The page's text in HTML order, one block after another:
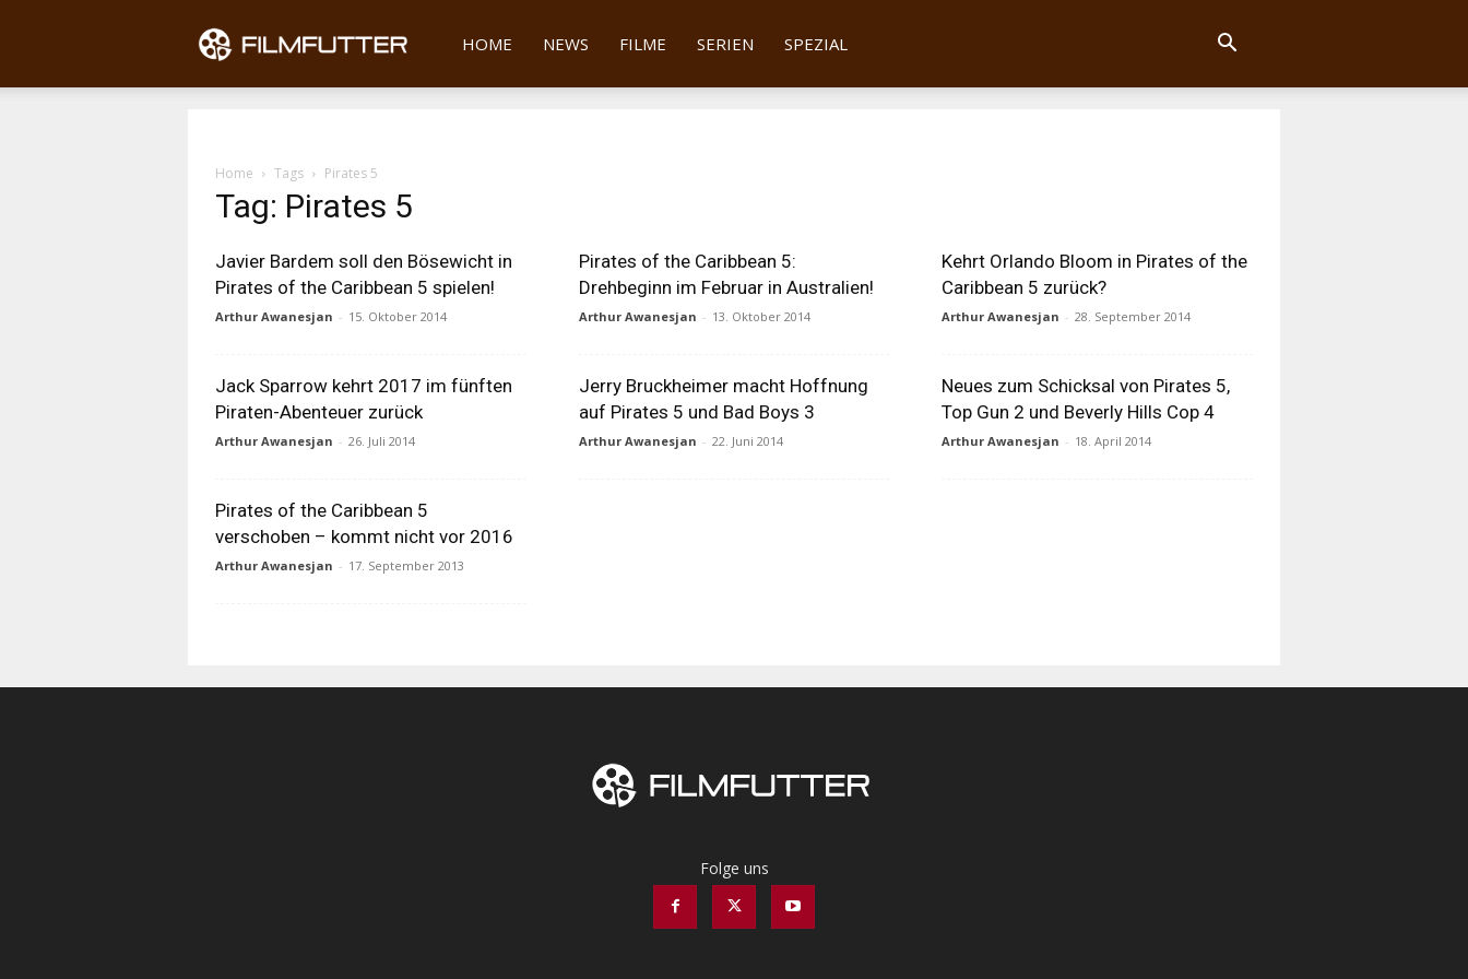
Filmfutter
HOME NEWS FILME SERIEN SPEZIAL
Home Tags Pirates 5
Tag: Pirates 5
Javier Bardem soll den Bösewicht in
Pirates of the Caribbean 5 spielen!
Arthur Awanesjan - 15. Oktober 2014
Pirates of the Caribbean 5:
Drehbeginn im Februar in Australien!
Arthur Awanesjan - 13. Oktober 2014
Kehrt Orlando Bloom in Pirates of the
Caribbean 5 zurück?
Arthur Awanesjan - 28. September 2014
Jack Sparrow kehrt 2017 im fünften
Piraten-Abenteuer zurück
Arthur Awanesjan - 26. Juli 2014
Jerry Bruckheimer macht Hoffnung
auf Pirates 5 und Bad Boys 3
Arthur Awanesjan - 22. Juni 2014
Neues zum Schicksal von Pirates 5,
Top Gun 2 und Beverly Hills Cop 4
Arthur Awanesjan - 18. April 2014
Pirates of the Caribbean 5
verschoben – kommt nicht vor 2016
Arthur Awanesjan - 17. September 2013
Folge uns